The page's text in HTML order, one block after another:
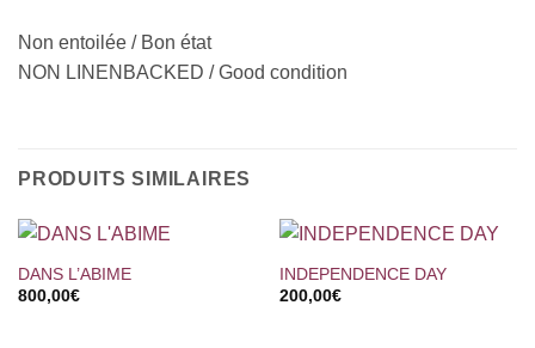
Non entoilée / Bon état
NON LINENBACKED / Good condition
PRODUITS SIMILAIRES
DANS L’ABIME
800,00€
INDEPENDENCE DAY
200,00€